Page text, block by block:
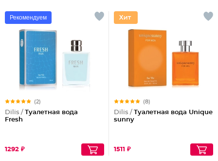
Рекомендуем
(2)
Dilis / Туалетная вода
Fresh
1292 ₽
(8)
Dilis / Туалетная вода Unique
sunny
1511 ₽